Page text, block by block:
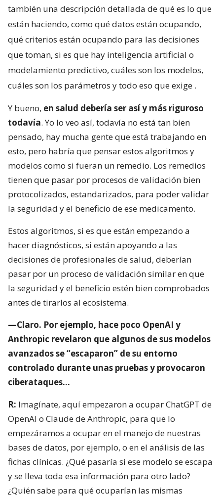
también una descripción detallada de qué es lo que
están haciendo, como qué datos están ocupando,
qué criterios están ocupando para las decisiones
que toman, si es que hay inteligencia artificial o
modelamiento predictivo, cuáles son los modelos,
cuáles son los parámetros y todo eso que exige .
Y bueno, en salud debería ser así y más riguroso
todavía. Yo lo veo así, todavía no está tan bien
pensado, hay mucha gente que está trabajando en
esto, pero habría que pensar estos algoritmos y
modelos como si fueran un remedio. Los remedios
tienen que pasar por procesos de validación bien
protocolizados, estandarizados, para poder validar
la seguridad y el beneficio de ese medicamento.
Estos algoritmos, si es que están empezando a
hacer diagnósticos, si están apoyando a las
decisiones de profesionales de salud, deberían
pasar por un proceso de validación similar en que
la seguridad y el beneficio estén bien comprobados
antes de tirarlos al ecosistema.
—Claro. Por ejemplo, hace poco OpenAI y
Anthropic revelaron que algunos de sus modelos
avanzados se “escaparon” de su entorno
controlado durante unas pruebas y provocaron
ciberataques…
R: Imagínate, aquí empezaron a ocupar ChatGPT de
OpenAI o Claude de Anthropic, para que lo
empezáramos a ocupar en el manejo de nuestras
bases de datos, por ejemplo, o en el análisis de las
fichas clínicas. ¿Qué pasaría si ese modelo se escapa
y se lleva toda esa información para otro lado?
¿Quién sabe para qué ocuparían las mismas